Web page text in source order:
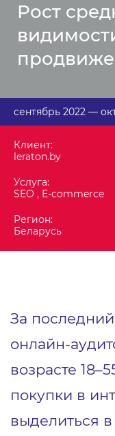
Рост
Клиент:
leraton.by
Услуга:
SEO , E-commerce
Регион:
Беларусь
сентябрь 2022 —
За
онлайн-
возрасте
покупки в
выделиться в